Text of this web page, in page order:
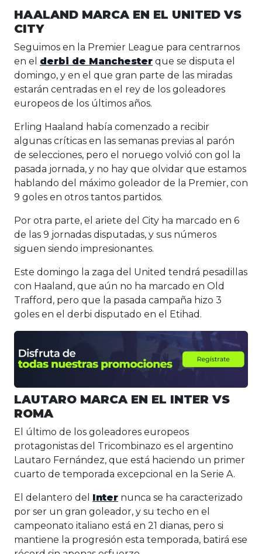
HAALAND MARCA EN EL UNITED VS
CITY
Seguimos en la Premier League para centrarnos
en el derbi de Manchester que se disputa el
domingo, y en el que gran parte de las miradas
estarán centradas en el rey de los goleadores
europeos de los últimos años.
Erling Haaland había comenzado a recibir
algunas críticas en las semanas previas al parón
de selecciones, pero el noruego volvió con gol la
pasada jornada, y no hay que olvidar que estamos
hablando del máximo goleador de la Premier, con
9 goles en otros tantos partidos.
Por otra parte, el ariete del City ha marcado en 6
de las 9 jornadas disputadas, y sus números
siguen siendo impresionantes.
Este domingo la zaga del United tendrá pesadillas
con Haaland, que aún no ha marcado en Old
Trafford, pero que la pasada campaña hizo 3
goles en el derbi disputado en el Etihad.
LAUTARO MARCA EN EL INTER VS
ROMA
El último de los goleadores europeos
protagonistas del Tricombinazo es el argentino
Lautaro Fernández, que está haciendo un primer
cuarto de temporada excepcional en la Serie A.
El delantero del Inter nunca se ha caracterizado
por ser un gran goleador, y su techo en el
campeonato italiano está en 21 dianas, pero si
mantiene la progresión esta temporada, batirá ese